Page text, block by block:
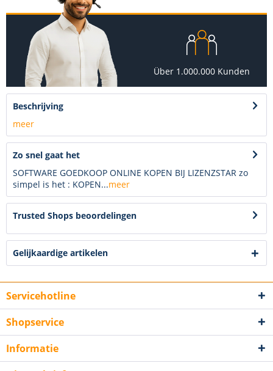
Über 1.000.000 Kunden
Beschrijving
meer
Zo snel gaat het
SOFTWARE GOEDKOOP ONLINE KOPEN BIJ LIZENZSTAR zo
simpel is het : KOPEN...meer
Trusted Shops beoordelingen
Gelijkaardige artikelen
Servicehotline
Shopservice
Informatie